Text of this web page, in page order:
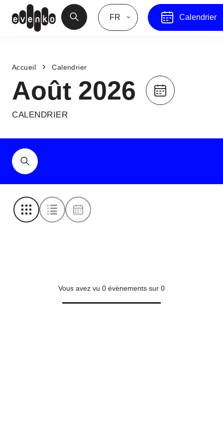
FR Calendrier
Accueil Calendrier
Août 2026
CALENDRIER
Vous avez vu 0 évènements sur 0